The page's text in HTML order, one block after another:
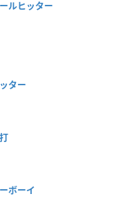
ルヒッター
ター
ボーイ